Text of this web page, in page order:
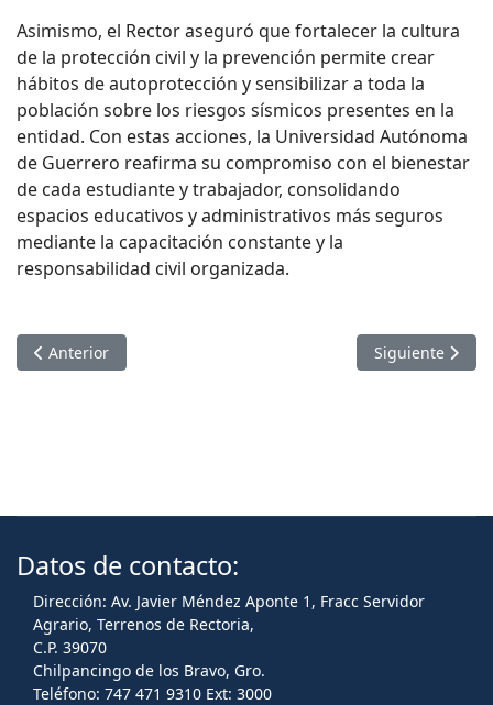
Asimismo, el Rector aseguró que fortalecer la cultura
de la protección civil y la prevención permite crear
hábitos de autoprotección y sensibilizar a toda la
población sobre los riesgos sísmicos presentes en la
entidad. Con estas acciones, la Universidad Autónoma
de Guerrero reafirma su compromiso con el bienestar
de cada estudiante y trabajador, consolidando
espacios educativos y administrativos más seguros
mediante la capacitación constante y la
responsabilidad civil organizada.
Artículo anterior: PARTICIPACIÓN TOTAL DE LA UAGRO EN
Anterior Artículo
Siguiente
Datos de contacto:
Dirección: Av. Javier Méndez Aponte 1, Fracc Servidor
Agrario, Terrenos de Rectoria,
C.P. 39070
Chilpancingo de los Bravo, Gro.
Teléfono: 747 471 9310 Ext: 3000